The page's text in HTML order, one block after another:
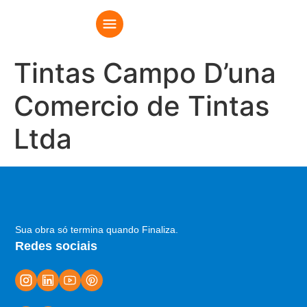
Tintas Campo D’una
Comercio de Tintas
Ltda
Sua obra só termina quando Finaliza.
Redes sociais